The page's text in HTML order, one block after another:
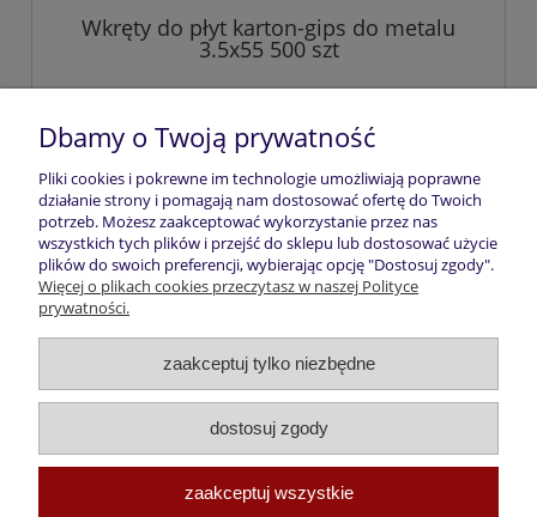
Wkręty do płyt karton-gips do metalu
3.5x55 500 szt
do koszyka
Pomoc
Moje konto
Płatności i dostawa
Informacje
Dbamy o Twoją prywatność
Pliki cookies i pokrewne im technologie umożliwiają poprawne
działanie strony i pomagają nam dostosować ofertę do Twoich
potrzeb. Możesz zaakceptować wykorzystanie przez nas
wszystkich tych plików i przejść do sklepu lub dostosować użycie
plików do swoich preferencji, wybierając opcję "Dostosuj zgody".
Więcej o plikach cookies przeczytasz w naszej Polityce
prywatności.
zaakceptuj tylko niezbędne
dostosuj zgody
zaakceptuj wszystkie